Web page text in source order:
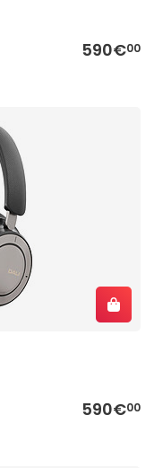
590€00
590€00